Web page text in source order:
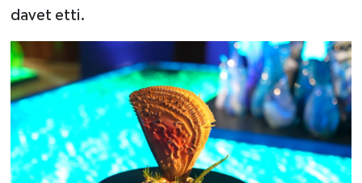
davet etti.